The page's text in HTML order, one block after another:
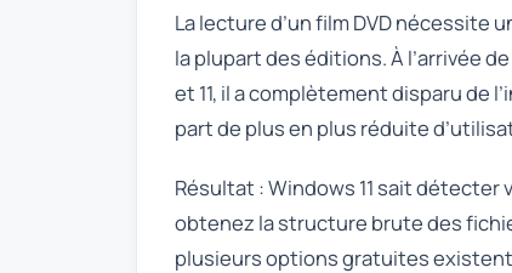
La lecture d’un film DVD nécessite
la plupart des éditions. À l’arrivée
et 11, il a complètement disparu de
part de plus en plus réduite
Résultat : Windows 11 sait détecter
obtenez la structure brute des
plusieurs options gratuites